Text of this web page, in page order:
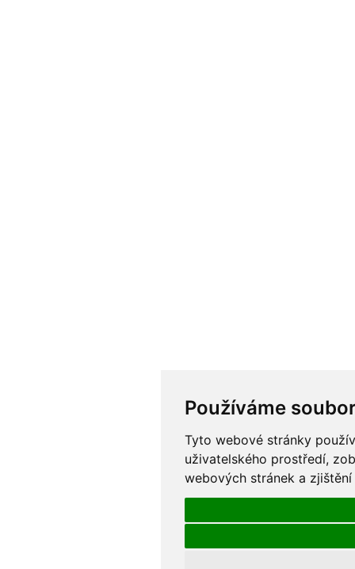
Používáme
Tyto webové stránky
uživatelského prostředí,
webových stránek a